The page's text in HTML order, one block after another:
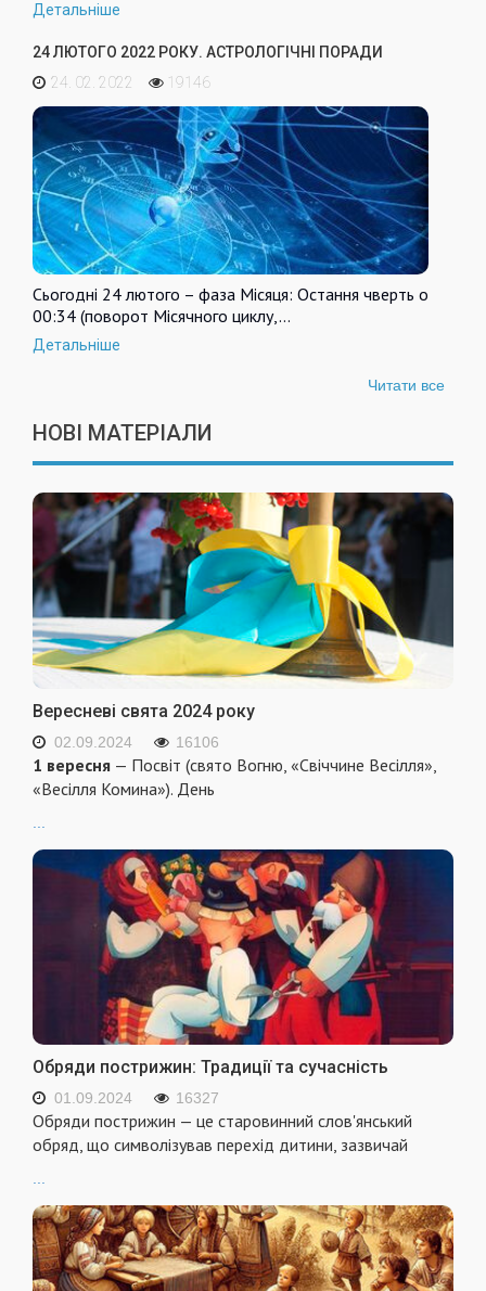
Детальніше
24 ЛЮТОГО 2022 РОКУ. АСТРОЛОГІЧНІ ПОРАДИ
24. 02. 2022
19146
Сьогодні 24 лютого – фаза Місяця: Остання чверть о
00:34 (поворот Місячного циклу,…
Детальніше
Читати все
НОВІ МАТЕРІАЛИ
Вересневі свята 2024 року
02.09.2024 16106
1 вересня — Посвіт (свято Вогню, «Свіччине Весілля»,
«Весілля Комина»). День
Обряди пострижин: Традиції та сучасність
01.09.2024 16327
Обряди пострижин — це старовинний слов'янський
обряд, що символізував перехід дитини, зазвичай